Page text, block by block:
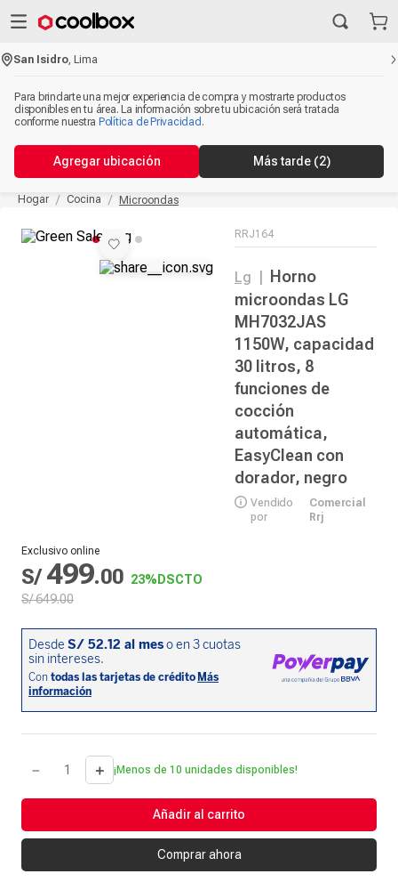
San Isidro ,Lima
Para brindarte una mejor experiencia de compra y mostrarte productos
disponibles en tu área. La información sobre tu ubicación será tratada
conforme nuestra Política de Privacidad .
Agregar ubicación Más tarde (2)
Hogar Cocina Microondas
RRJ164
Lg
Horno
microondas LG
MH7032JAS
1150W, capacidad
30 litros, 8
funciones de
cocción
automática,
EasyClean con
dorador, negro
Vendido
por
Comercial
Rrj
Exclusivo online
S/ 499.00 23% DSCTO
S/649.00
＋
－ ¡Menos de 10 unidades disponibles!
Añadir al carrito
Comprar ahora